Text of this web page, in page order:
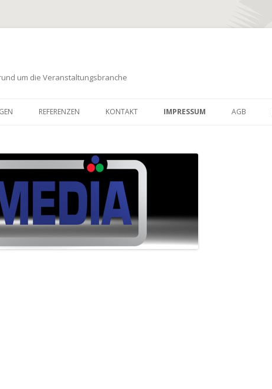
um die Veranstaltungsbranche
Inhalt
REFERENZEN KONTAKT IMPRESSUM AGB